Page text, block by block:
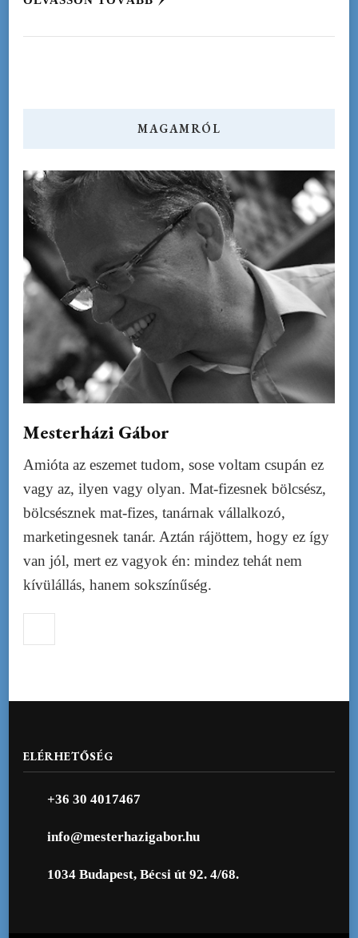
MAGAMRÓL
Mesterházi Gábor
Amióta az eszemet tudom, sose voltam csupán ez
vagy az, ilyen vagy olyan. Mat-fizesnek bölcsész,
bölcsésznek mat-fizes, tanárnak vállalkozó,
marketingesnek tanár. Aztán rájöttem, hogy ez így
van jól, mert ez vagyok én: mindez tehát nem
kívülállás, hanem sokszínűség.
ELÉRHETŐSÉG
+36 30 4017467
info@mesterhazigabor.hu
1034 Budapest, Bécsi út 92. 4/68.